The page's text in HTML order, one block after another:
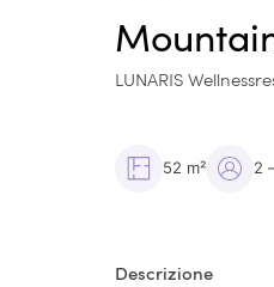
LUNARIS
52 m² 2
Descrizione